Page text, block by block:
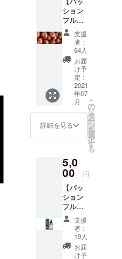
元で採取さ
れた植物を
活用し、化
粧品の受託
製造、自社
ブランドの
製造販売を
行う。耕作
放棄地対
策、地産商
品の開発な
事業を通し
て地域創生
に寄与でき
る道を探っ
ている。
化粧品業界
歴は1997年
より2021年
ション
フルー
ツ特別
企画
コース
（商品
合計
3,300円
当）】
1）南大
隅町産
農薬不
使用
パッ
フルー
ツ規格
外品：B
品、C品
クラス
を5個
（生果
実）
２）ボ
タニカ
ノン
支援
者：
64人
お届
け予
定：
2021
年07
月
詳細を見る
こ
の
リ
タ
ー
ン
を
選
択
す
る
5,0
00 円
【パッ
ション
フルー
ツ＆オ
イル美
容コー
ス（商
品合計
支援
者：
19人
お届
け予